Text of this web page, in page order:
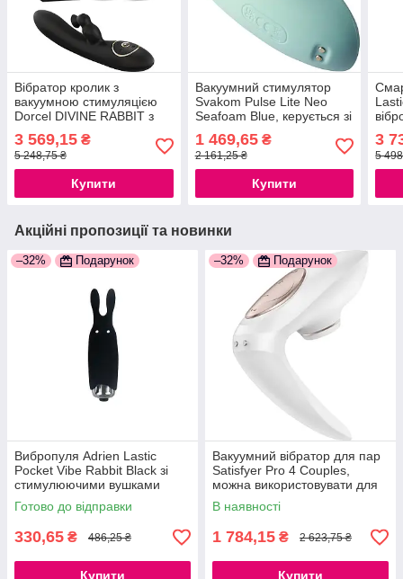
Вібратор кролик з
вакуумною стимуляцією
Dorcel DIVINE RABBIT з
вібрації: 3 режими вакууму
777Store.com.ua
3 569,15 ₴
5 248,75 ₴
Купити
Вакуумний стимулятор
Svakom Pulse Lite Neo
Seafoam Blue, керується зі
777Store.com.ua
1 469,65₴
2 161,25 ₴
Купити
3
5
Акційні пропозиції та новинки
–32% Подарунок
Вибропуля Adrien Lastic
Pocket Vibe Rabbit Black зі
стимулюючими вушками
777Store.com.ua
Готово до відправки
330,65 ₴ 486,25 ₴
Купити
–32% Подарунок
Вакуумний вібратор для пар
Satisfyer Pro 4 Couples,
можна використовувати для
сексу у парі 777Store.com.ua
В наявності
1 784,15 ₴ 2 623,75 ₴
Купити